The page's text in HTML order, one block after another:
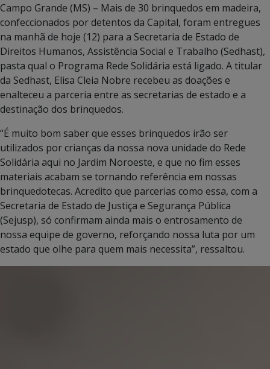
Campo Grande (MS) – Mais de 30 brinquedos em madeira,
confeccionados por detentos da Capital, foram entregues
na manhã de hoje (12) para a Secretaria de Estado de
Direitos Humanos, Assistência Social e Trabalho (Sedhast),
pasta qual o Programa Rede Solidária está ligado. A titular
da Sedhast, Elisa Cleia Nobre recebeu as doações e
enalteceu a parceria entre as secretarias de estado e a
destinação dos brinquedos.
“É muito bom saber que esses brinquedos irão ser
utilizados por crianças da nossa nova unidade do Rede
Solidária aqui no Jardim Noroeste, e que no fim esses
materiais acabam se tornando referência em nossas
brinquedotecas. Acredito que parcerias como essa, com a
Secretaria de Estado de Justiça e Segurança Pública
(Sejusp), só confirmam ainda mais o entrosamento de
nossa equipe de governo, reforçando nossa luta por um
estado que olhe para quem mais necessita”, ressaltou.